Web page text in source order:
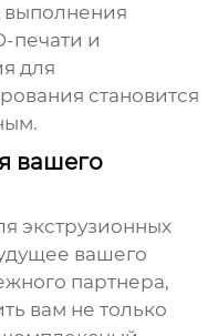
выполнения
печати и
для
становится
вашего
экструзионных
вашего
партнера,
вам не только